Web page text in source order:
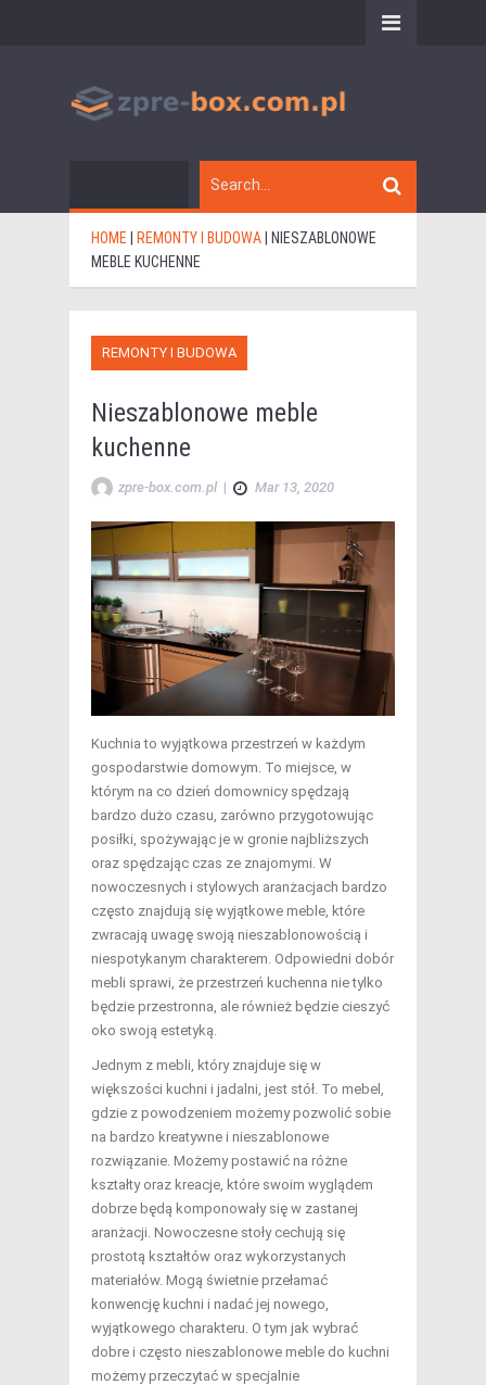
HOME REMONTY I BUDOWA
NIESZABLONOWE
MEBLE KUCHENNE
REMONTY I BUDOWA
Nieszablonowe meble
kuchenne
zpre-box.com.pl | Mar 13, 2020
Kuchnia to wyjątkowa przestrzeń w każdym
gospodarstwie domowym. To miejsce, w
którym na co dzień domownicy spędzają
bardzo dużo czasu, zarówno przygotowując
posiłki, spożywając je w gronie najbliższych
oraz spędzając czas ze znajomymi. W
nowoczesnych i stylowych aranżacjach bardzo
często znajdują się wyjątkowe meble, które
zwracają uwagę swoją nieszablonowością i
niespotykanym charakterem. Odpowiedni dobór
mebli sprawi, że przestrzeń kuchenna nie tylko
będzie przestronna, ale również będzie cieszyć
oko swoją estetyką.
Jednym z mebli, który znajduje się w
większości kuchni i jadalni, jest stół. To mebel,
gdzie z powodzeniem możemy pozwolić sobie
na bardzo kreatywne i nieszablonowe
rozwiązanie. Możemy postawić na różne
kształty oraz kreacje, które swoim wyglądem
dobrze będą komponowały się w zastanej
aranżacji. Nowoczesne stoły cechują się
prostotą kształtów oraz wykorzystanych
materiałów. Mogą świetnie przełamać
konwencję kuchni i nadać jej nowego,
wyjątkowego charakteru. O tym jak wybrać
dobre i często nieszablonowe meble do kuchni
możemy przeczytać w specjalnie